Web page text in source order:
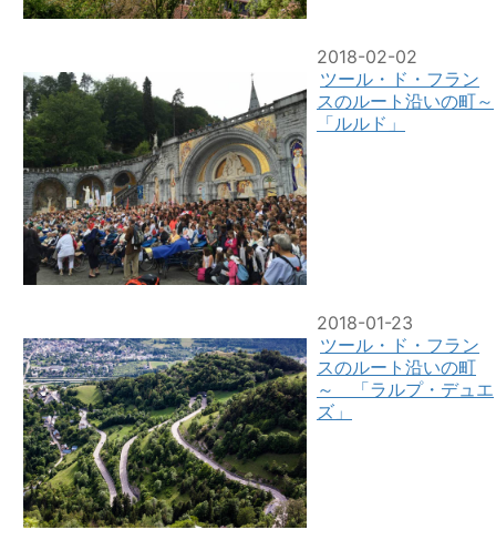
2018-02-02
ツール・ド・フラン
スのルート沿いの町～
「ルルド」
2018-01-23
ツール・ド・フラン
スのルート沿いの町
～ 「ラルプ・デュエ
ズ」